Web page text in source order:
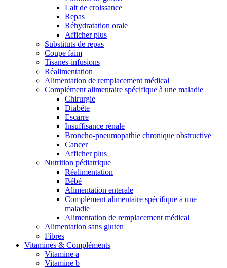
Lait de croissance
Repas
Réhydratation orale
Afficher plus
Substituts de repas
Coupe faim
Tisanes-infusions
Réalimentation
Alimentation de remplacement médical
Complément alimentaire spécifique à une maladie
Chirurgie
Diabête
Escarre
Insuffisance rénale
Broncho-pneumopathie chronique obstructive
Cancer
Afficher plus
Nutrition pédiatrique
Réalimentation
Bébé
Alimentation enterale
Complément alimentaire spécifique à une
maladie
Alimentation de remplacement médical
Alimentation sans gluten
Fibres
Vitamines & Compléments
Vitamine a
Vitamine b